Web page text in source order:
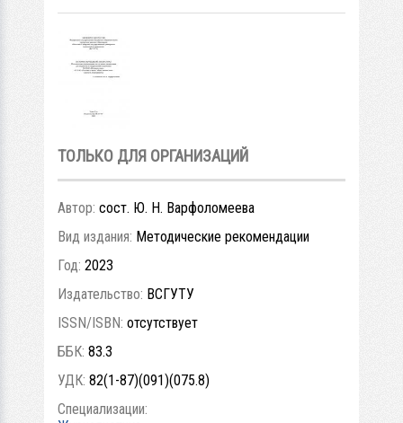
ТОЛЬКО ДЛЯ ОРГАНИЗАЦИЙ
Автор: сост. Ю. Н. Варфоломеева
Вид издания: Методические рекомендации
Год: 2023
Издательство: ВСГУТУ
ISSN/ISBN: отсутствует
ББК: 83.3
УДК: 82(1-87)(091)(075.8)
Специализации: